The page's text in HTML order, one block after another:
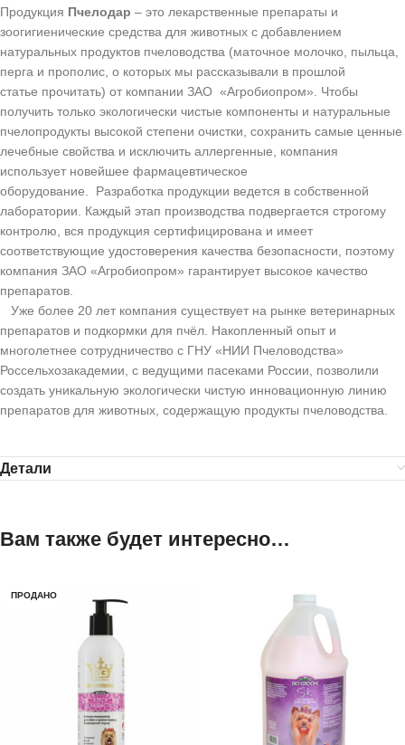
Продукция Пчелодар – это лекарственные препараты и
зоогигиенические средства для животных с добавлением
натуральных продуктов пчеловодства (маточное молочко, пыльца,
перга и прополис, о которых мы рассказывали в прошлой
статье прочитать) от компании ЗАО «Агробиопром». Чтобы
получить только экологически чистые компоненты и натуральные
пчелопродукты высокой степени очистки, сохранить самые ценные
лечебные свойства и исключить аллергенные, компания
использует новейшее фармацевтическое
оборудование. Разработка продукции ведется в собственной
лаборатории. Каждый этап производства подвергается строгому
контролю, вся продукция сертифицирована и имеет
соответствующие удостоверения качества безопасности, поэтому
компания ЗАО «Агробиопром» гарантирует высокое качество
препаратов.
Уже более 20 лет компания существует на рынке ветеринарных
препаратов и подкормки для пчёл. Накопленный опыт и
многолетнее сотрудничество с ГНУ «НИИ Пчеловодства»
Россельхозакадемии, с ведущими пасеками России, позволили
создать уникальную экологически чистую инновационную линию
препаратов для животных, содержащую продукты пчеловодства.
Детали
Вам также будет интересно…
ПРОДАНО